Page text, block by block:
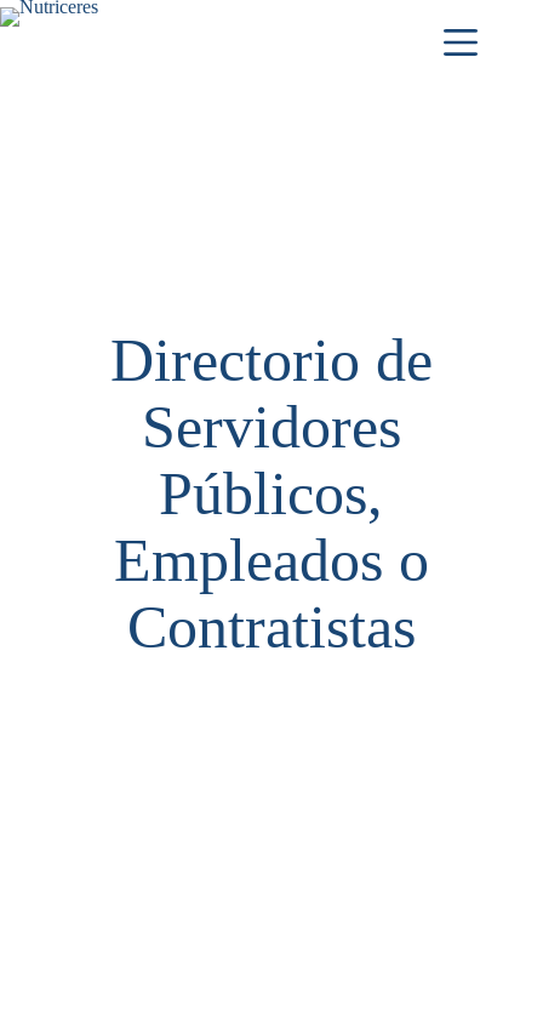
Directorio de
Servidores
Públicos,
Empleados o
Contratistas